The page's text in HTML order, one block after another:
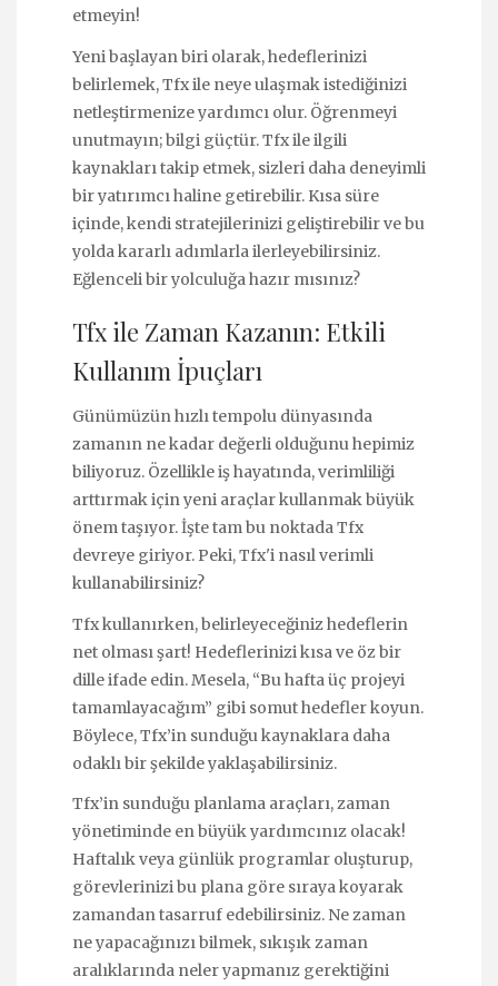
etmeyin!
Yeni başlayan biri olarak, hedeflerinizi
belirlemek, Tfx ile neye ulaşmak istediğinizi
netleştirmenize yardımcı olur. Öğrenmeyi
unutmayın; bilgi güçtür. Tfx ile ilgili
kaynakları takip etmek, sizleri daha deneyimli
bir yatırımcı haline getirebilir. Kısa süre
içinde, kendi stratejilerinizi geliştirebilir ve bu
yolda kararlı adımlarla ilerleyebilirsiniz.
Eğlenceli bir yolculuğa hazır mısınız?
Tfx ile Zaman Kazanın: Etkili
Kullanım İpuçları
Günümüzün hızlı tempolu dünyasında
zamanın ne kadar değerli olduğunu hepimiz
biliyoruz. Özellikle iş hayatında, verimliliği
arttırmak için yeni araçlar kullanmak büyük
önem taşıyor. İşte tam bu noktada Tfx
devreye giriyor. Peki, Tfx'i nasıl verimli
kullanabilirsiniz?
Tfx kullanırken, belirleyeceğiniz hedeflerin
net olması şart! Hedeflerinizi kısa ve öz bir
dille ifade edin. Mesela, “Bu hafta üç projeyi
tamamlayacağım” gibi somut hedefler koyun.
Böylece, Tfx’in sunduğu kaynaklara daha
odaklı bir şekilde yaklaşabilirsiniz.
Tfx’in sunduğu planlama araçları, zaman
yönetiminde en büyük yardımcınız olacak!
Haftalık veya günlük programlar oluşturup,
görevlerinizi bu plana göre sıraya koyarak
zamandan tasarruf edebilirsiniz. Ne zaman
ne yapacağınızı bilmek, sıkışık zaman
aralıklarında neler yapmanız gerektiğini